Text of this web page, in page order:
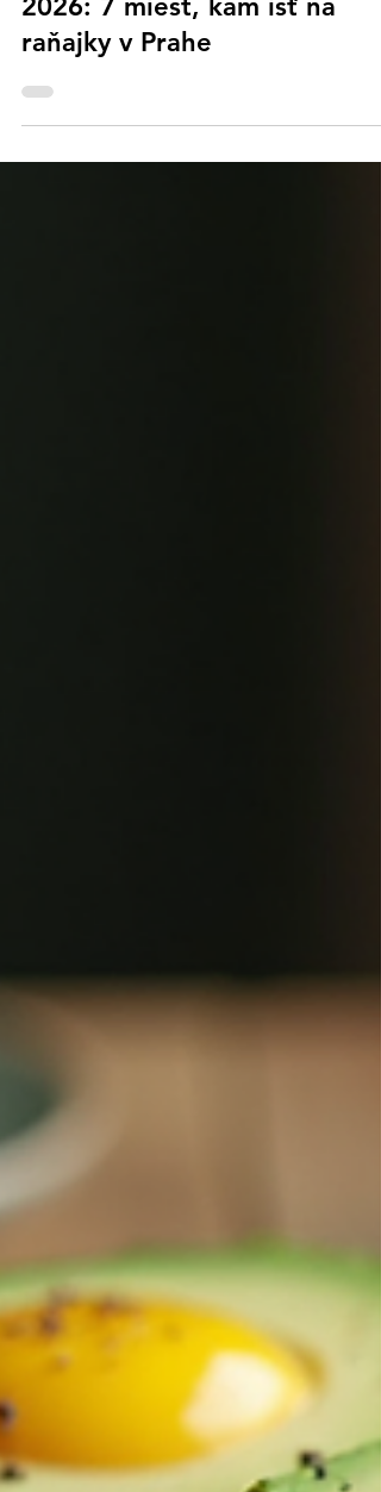
Najlepší brunch v Karlíne
2026: 7 miest, kam ísť na
raňajky v Prahe